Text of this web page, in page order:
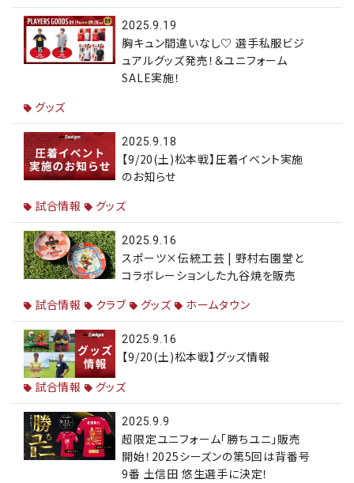
2025.9.19
胸キュン間違いなし♡ 選手私服ビジ
ュアルグッズ発売！＆ユニフォーム
SALE実施！
グッズ
2025.9.18
【9/20(土)松本戦】圧着イベント実施
のお知らせ
試合情報
グッズ
2025.9.16
スポーツ×伝統工芸 | 野村右園堂と
コラボレーションした九谷焼を販売
試合情報
クラブ グッズ ホームタウン
2025.9.16
【9/20(土)松本戦】グッズ情報
試合情報
グッズ
2025.9.9
超限定ユニフォーム「勝ちユニ」販売
開始！2025シーズンの第5回は背番号
9番 土信田 悠生選手に決定！